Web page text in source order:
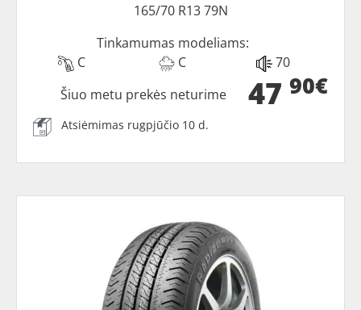
165/70 R13 79N
Tinkamumas modeliams:
C
C 70
47 90€
Šiuo metu prekės neturime
Atsiėmimas rugpjūčio 10 d.